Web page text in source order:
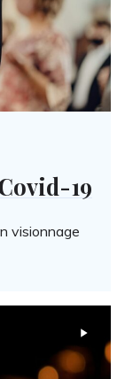
19
visionnage